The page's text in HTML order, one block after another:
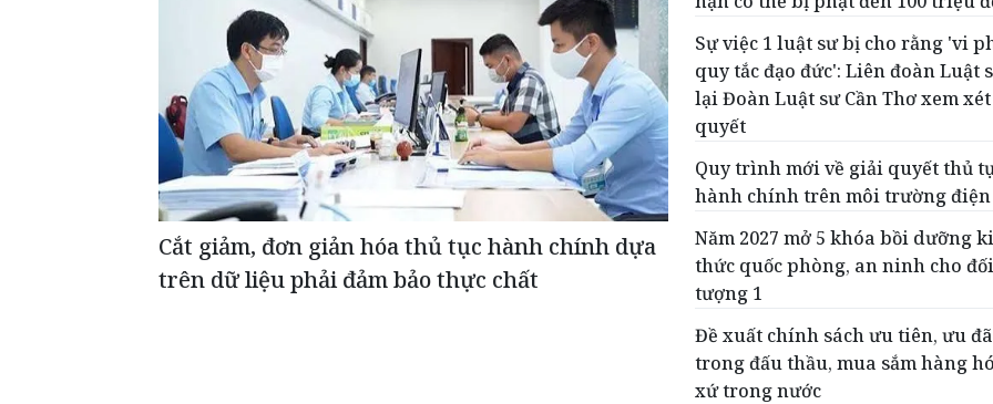
Cắt giảm, đơn giản hóa thủ tục hành chính dựa
trên dữ liệu phải đảm bảo thực chất
Sự việc 1 luật sư bị cho rằng 'vi
quy tắc đạo đức': Liên đoàn Luật
lại Đoàn Luật sư Cần Thơ xem
quyết
Quy trình mới về giải quyết thủ
hành chính trên môi trường
Năm 2027 mở 5 khóa bồi dưỡng
thức quốc phòng, an ninh cho đối
tượng 1
Đề xuất chính sách ưu tiên, ưu
trong đấu thầu, mua sắm hàng
xứ trong nước